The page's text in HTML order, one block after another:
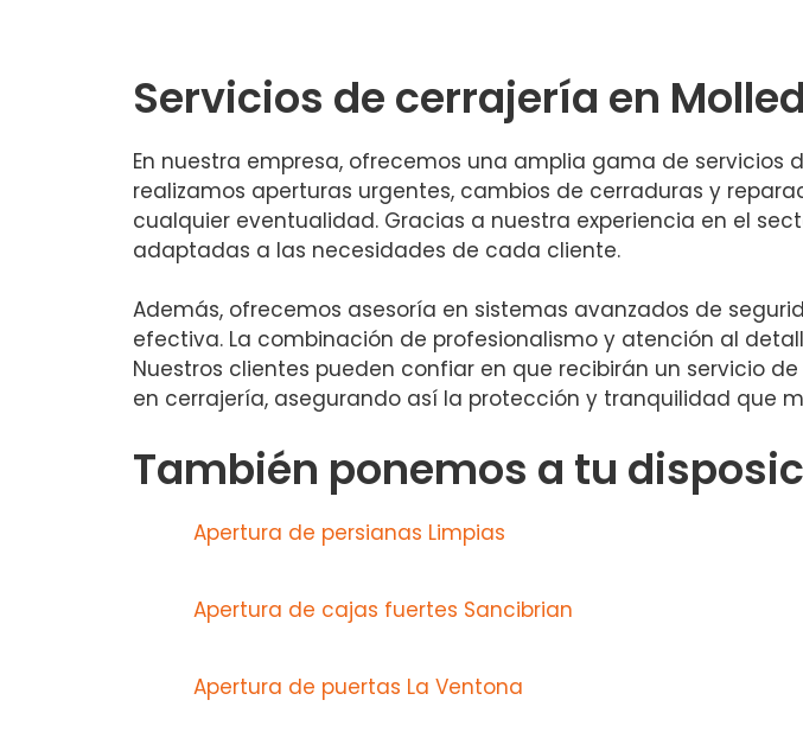
Servicios de cerrajería en
En nuestra empresa, ofrecemos una amplia gama de
realizamos aperturas urgentes, cambios de cerraduras y
cualquier eventualidad. Gracias a nuestra experiencia en el
adaptadas a las necesidades de cada cliente.
Además, ofrecemos asesoría en sistemas avanzados de
efectiva. La combinación de profesionalismo y atención al
Nuestros clientes pueden confiar en que recibirán un servicio
en cerrajería, asegurando así la protección y tranquilidad que
También ponemos a tu
Apertura de persianas Limpias
Apertura de cajas fuertes Sancibrian
Apertura de puertas La Ventona